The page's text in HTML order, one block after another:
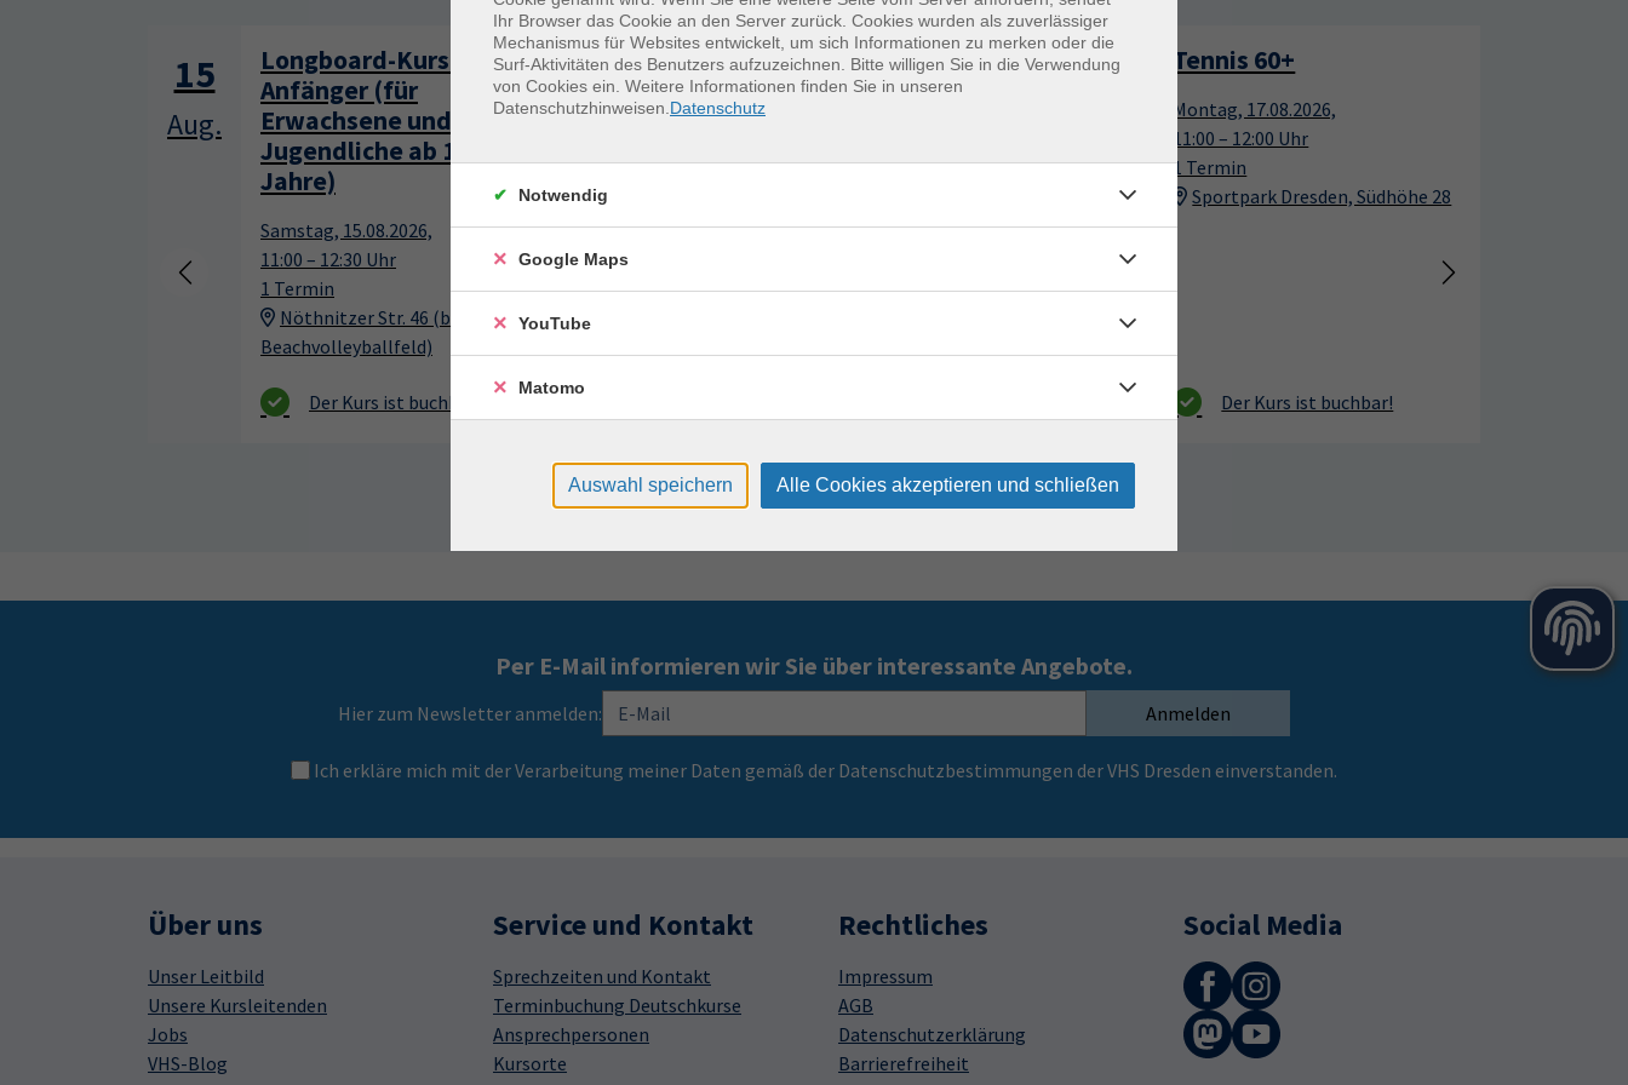
15
Aug.
Longboard-Kurs für
Anfänger (für
Erwachsene und
Jugendliche ab 13
Jahre)
Samstag, 15.08.2026,
11:00 – 12:30 Uhr
1 Termin
Nöthnitzer Str. 46 (beim
Beachvolleyballfeld)
17
Aug.
Keramik kennenlernen
Montag, 17.08.2026,
2 Termine
17 Tennis 60+
Montag, 17.08.2026,
11:00 – 12:00 Uhr
1 Termin
Sportpark Dresden, Südhöhe 28
Per E-Mail informieren wir Sie über interessante Angebote.
Hier zum Newsletter anmelden: Anmelden
Ich erkläre mich mit der Verarbeitung meiner Daten gemäß der Datenschutzbestimmungen der VHS Dresden einverstanden.
Über uns
Unser Leitbild
Unsere Kursleitenden
Jobs
VHS-Blog
Service und Kontakt
Sprechzeiten und Kontakt
Terminbuchung Deutschkurse
Ansprechpersonen
Kursorte
Rechtliches
Impressum
AGB
Datenschutzerklärung
Barrierefreiheit
Social Media
Ihr Browser das Cookie an den Server zurück. Cookies wurden als zuverlässiger
Mechanismus für Websites entwickelt, um sich Informationen zu merken oder die
Surf-Aktivitäten des Benutzers aufzuzeichnen. Bitte willigen Sie in die Verwendung
von Cookies ein. Weitere Informationen finden Sie in unseren
Datenschutzhinweisen. Datenschutz
Notwendig
Google Maps
YouTube
Matomo
Auswahl speichern Alle Cookies akzeptieren und schließen